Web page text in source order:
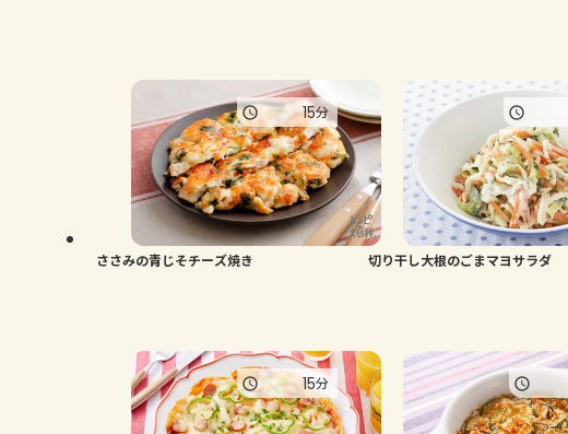
ささみの青じそチーズ焼き
15分
切り干し大根のごまマヨサラダ
15分